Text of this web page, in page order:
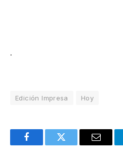
.
Edición Impresa Hoy
FacebookTwitter Email